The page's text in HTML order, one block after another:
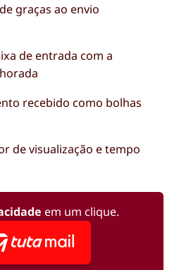
graças ao envio
de entrada com a
recebido como bolhas
de visualização e tempo
em um clique.